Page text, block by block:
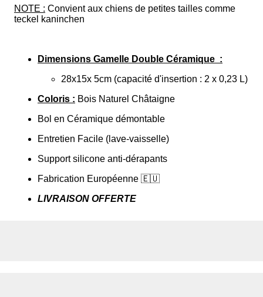
NOTE : Convient aux chiens de petites tailles comme
teckel kaninchen
Dimensions Gamelle Double Céramique :
28x15x 5cm (capacité d'insertion : 2 x 0,23 L)
Coloris : Bois Naturel Châtaigne
Bol en Céramique démontable
Entretien Facile (lave-vaisselle)
Support silicone anti-dérapants
Fabrication Européenne 🇪🇺
LIVRAISON OFFERTE